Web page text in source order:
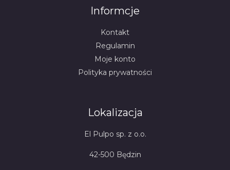
Informcje
Kontakt
Regulamin
Moje konto
Polityka prywatności
Lokalizacja
El Pulpo sp. z o.o.
42-500 Będzin